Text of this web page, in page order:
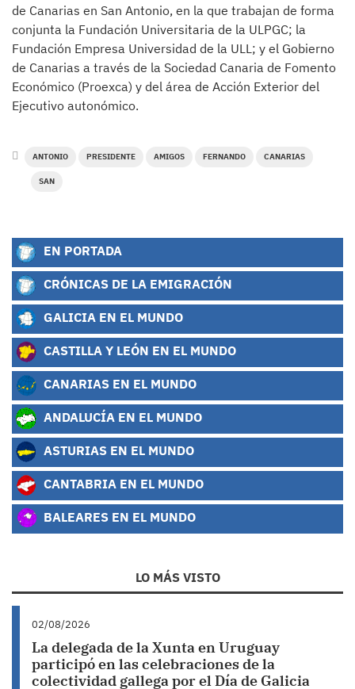
de Canarias en San Antonio, en la que trabajan de forma
conjunta la Fundación Universitaria de la ULPGC; la
Fundación Empresa Universidad de la ULL; y el Gobierno
de Canarias a través de la Sociedad Canaria de Fomento
Económico (Proexca) y del área de Acción Exterior del
Ejecutivo autonómico.
ANTONIO PRESIDENTE AMIGOS FERNANDO CANARIAS
SAN
EN PORTADA
CRÓNICAS DE LA EMIGRACIÓN
GALICIA EN EL MUNDO
CASTILLA Y LEÓN EN EL MUNDO
CANARIAS EN EL MUNDO
ANDALUCÍA EN EL MUNDO
ASTURIAS EN EL MUNDO
CANTABRIA EN EL MUNDO
BALEARES EN EL MUNDO
LO MÁS VISTO
02/08/2026
La delegada de la Xunta en Uruguay
participó en las celebraciones de la
colectividad gallega por el Día de Galicia